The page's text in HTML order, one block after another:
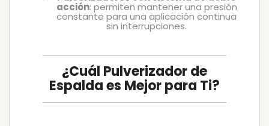
acción: permiten mantener una presión
constante para una aplicación continua
sin interrupciones.
¿Cuál Pulverizador de
Espalda es Mejor para Ti?